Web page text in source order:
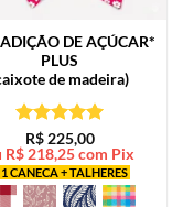
DE AÇÚCAR*
PLUS
de madeira)
Avaliação5
de 5
R$225,00
R$ 218,25com Pix
CANECA + TALHERES